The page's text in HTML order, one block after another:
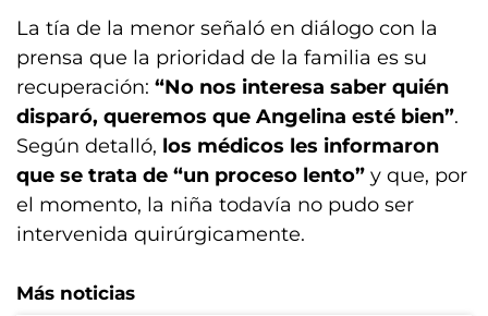
La tía de la menor señaló en diálogo con la
prensa que la prioridad de la familia es su
recuperación: “No nos interesa saber quién
disparó, queremos que Angelina esté bien”.
Según detalló, los médicos les informaron
que se trata de “un proceso lento” y que, por
el momento, la niña todavía no pudo ser
intervenida quirúrgicamente.
Más noticias